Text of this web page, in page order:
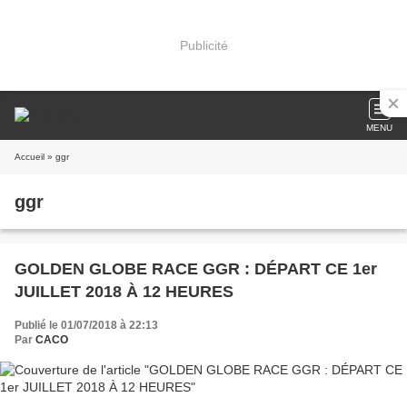
Publicité
MENU
Accueil » ggr
ggr
GOLDEN GLOBE RACE GGR : DÉPART CE 1er
JUILLET 2018 À 12 HEURES
Publié le 01/07/2018 à 22:13
Par CACO